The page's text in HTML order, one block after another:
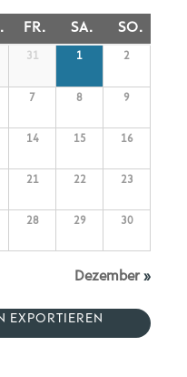
FR. SA. SO.
31 1 2
7 8 9
14 15 16
21 22 23
28 29 30
Dezember»
EXPORTIEREN